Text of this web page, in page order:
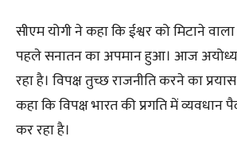
सीएम योगी ने कहा कि ईश्वर को मिटाने
पहले सनातन का अपमान हुआ। आज
रहा है। विपक्ष तुच्छ राजनीति करने का
कहा कि विपक्ष भारत की प्रगति में
कर रहा है।